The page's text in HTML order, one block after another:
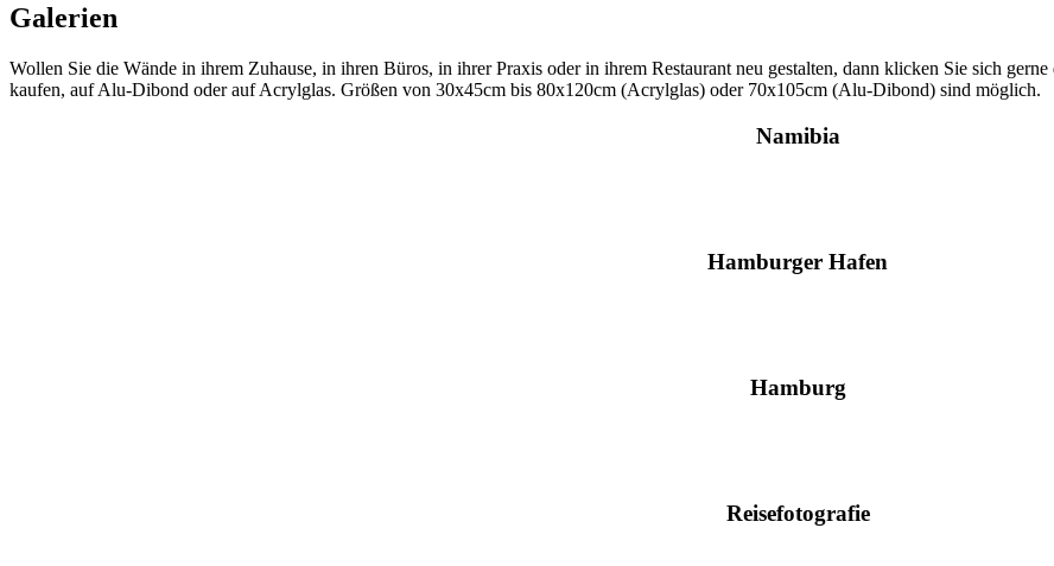
Galerien
Wollen Sie die Wände in ihrem Zuhause, in ihren Büros, in ihrer Praxis oder in ihrem Restaurant neu gestalten, dann klicken Sie sich
kaufen, auf Alu-Dibond oder auf Acrylglas. Größen von 30x45cm bis 80x120cm (Acrylglas) oder 70x105cm (Alu-Dibond) sind möglich.
Namibia
Hamburger Hafen
Hamburg
Reisefotografie